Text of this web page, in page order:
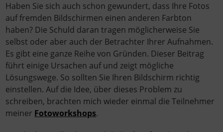
Haben Sie sich auch schon gewundert, dass Ihre Fotos
auf fremden Bildschirmen einen anderen Farbton
haben? Die Schuld daran tragen möglicherweise Sie
selbst oder aber auch der Betrachter Ihrer Aufnahmen.
Es gibt eine ganze Reihe von Gründen. Dieser Beitrag
führt einige Ursachen auf und zeigt mögliche
Lösungswege. So sollten Sie Ihren Bildschirm richtig
einstellen. Auf die Idee, über dieses Problem zu
schreiben, brachten mich wieder einmal die Teilnehmer
meiner Fotoworkshops.